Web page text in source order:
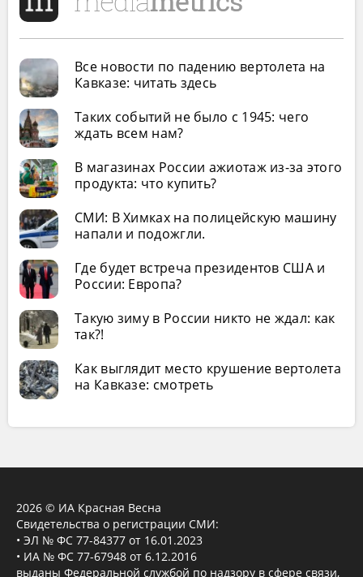
Все новости по падению вертолета на
Кавказе: читать здесь
Таких событий не было с 1945: чего
ждать всем нам?
В магазинах России ажиотаж из-за этого
продукта: что купить?
СМИ: В Химках на полицейскую машину
напали и подожгли.
Где будет встреча президентов США и
России: Европа?
Такую зиму в России никто не ждал: как
так?!
Как выглядит место крушение вертолета
на Кавказе: смотреть
2026 © ИА Красная Весна
Свидетельства о регистрации СМИ:
• ЭЛ № ФС 77-84377 от 16.01.2023
• ИА № ФС 77-67948 от 6.12.2016
выданы Федеральной службой по надзору в сфере связи,